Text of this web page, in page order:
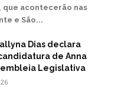
que acontecerão nas
e São...
Dias declara
de Anna
Legislativa